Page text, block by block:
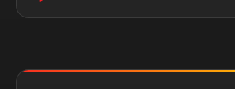
Privacy Policy
पॉलिटिकल झारखण्ड